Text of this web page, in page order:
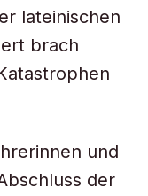
lateinischen
brach
und
der